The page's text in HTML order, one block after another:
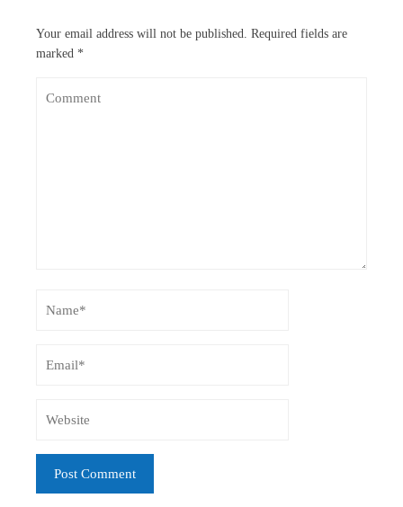
Your email address will not be published. Required fields are
marked *